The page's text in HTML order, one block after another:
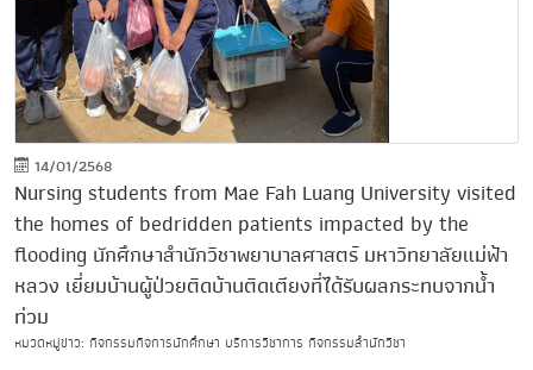
14/01/2568
Nursing students from Mae Fah Luang University visited
the homes of bedridden patients impacted by the
flooding นักศึกษาสำนักวิชาพยาบาลศาสตร์ มหาวิทยาลัยแม่ฟ้า
หลวง เยี่ยมบ้านผู้ป่วยติดบ้านติดเตียงที่ได้รับผลกระทบจากน้ำ
ท่วม
หมวดหมู่ข่าว: กิจกรรมกิจการนักศึกษา บริการวิชาการ กิจกรรมสำนักวิชา